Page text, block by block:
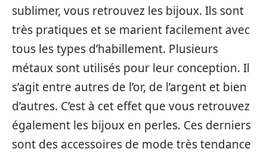
sublimer, vous retrouvez les bijoux. Ils sont
très pratiques et se marient facilement avec
tous les types d’habillement. Plusieurs
métaux sont utilisés pour leur conception. Il
s’agit entre autres de l’or, de l’argent et bien
d’autres. C’est à cet effet que vous retrouvez
également les bijoux en perles. Ces derniers
sont des accessoires de mode très tendance